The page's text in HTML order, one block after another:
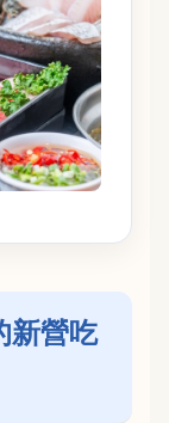
新營吃